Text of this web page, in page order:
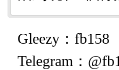
Gleezy：fb158
Telegram：